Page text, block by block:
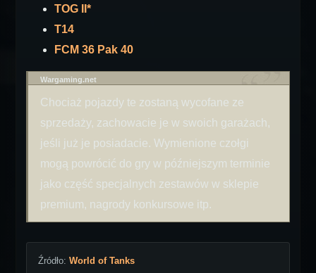
TOG II*
T14
FCM 36 Pak 40
Wargaming.net
Chociaż pojazdy te zostaną wycofane ze
sprzedaży, zachowacie je w swoich garażach,
jeśli już je posiadacie. Wymienione czołgi
mogą powrócić do gry w późniejszym terminie
jako część specjalnych zestawów w sklepie
premium, nagrody konkursowe itp.
Źródło: World of Tanks